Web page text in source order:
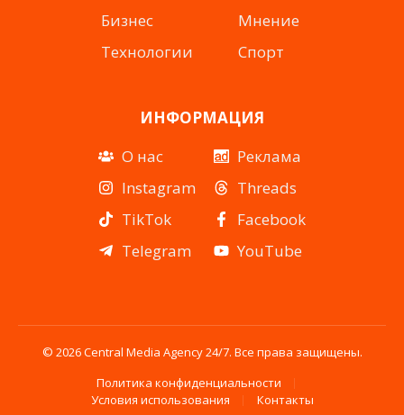
Бизнес
Технологии
Мнение
Спорт
ИНФОРМАЦИЯ
О нас
Instagram
TikTok
Telegram
Реклама
Threads
Facebook
YouTube
© 2026 Central Media Agency 24/7. Все права защищены.
Политика конфиденциальности
Условия использования
Контакты